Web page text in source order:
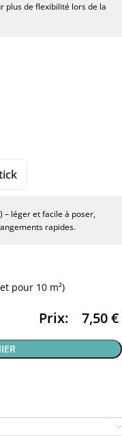
plus de flexibilité lors de la
léger et facile à poser,
rapides.
pour 10 m²)
Prix: 7,50€